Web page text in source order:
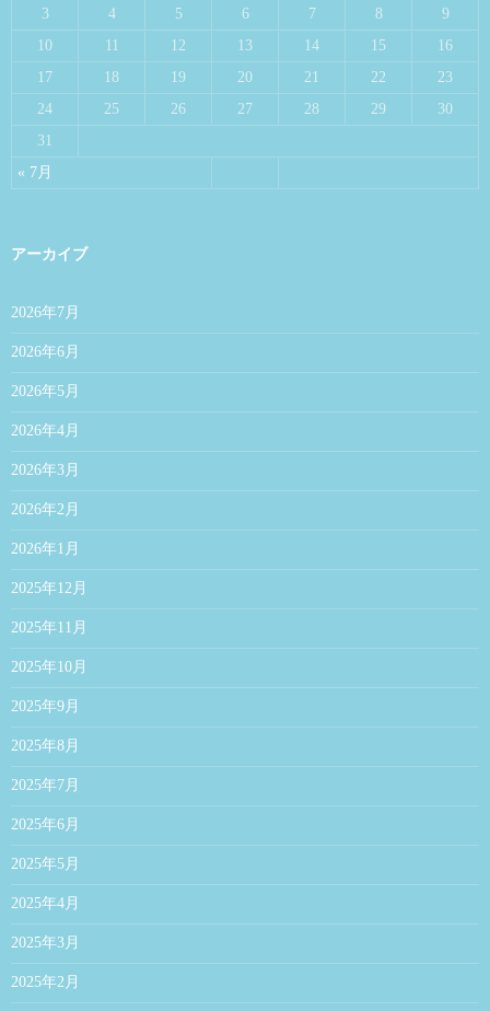
« 7月
3
4 5 6 7 8
9
10
11 12 13 14 15
16
17
18 19 20 21 22
23
24
25 26 27 28 29
30
31
アーカイブ
2026年7月
2026年6月
2026年5月
2026年4月
2026年3月
2026年2月
2026年1月
2025年12月
2025年11月
2025年10月
2025年9月
2025年8月
2025年7月
2025年6月
2025年5月
2025年4月
2025年3月
2025年2月